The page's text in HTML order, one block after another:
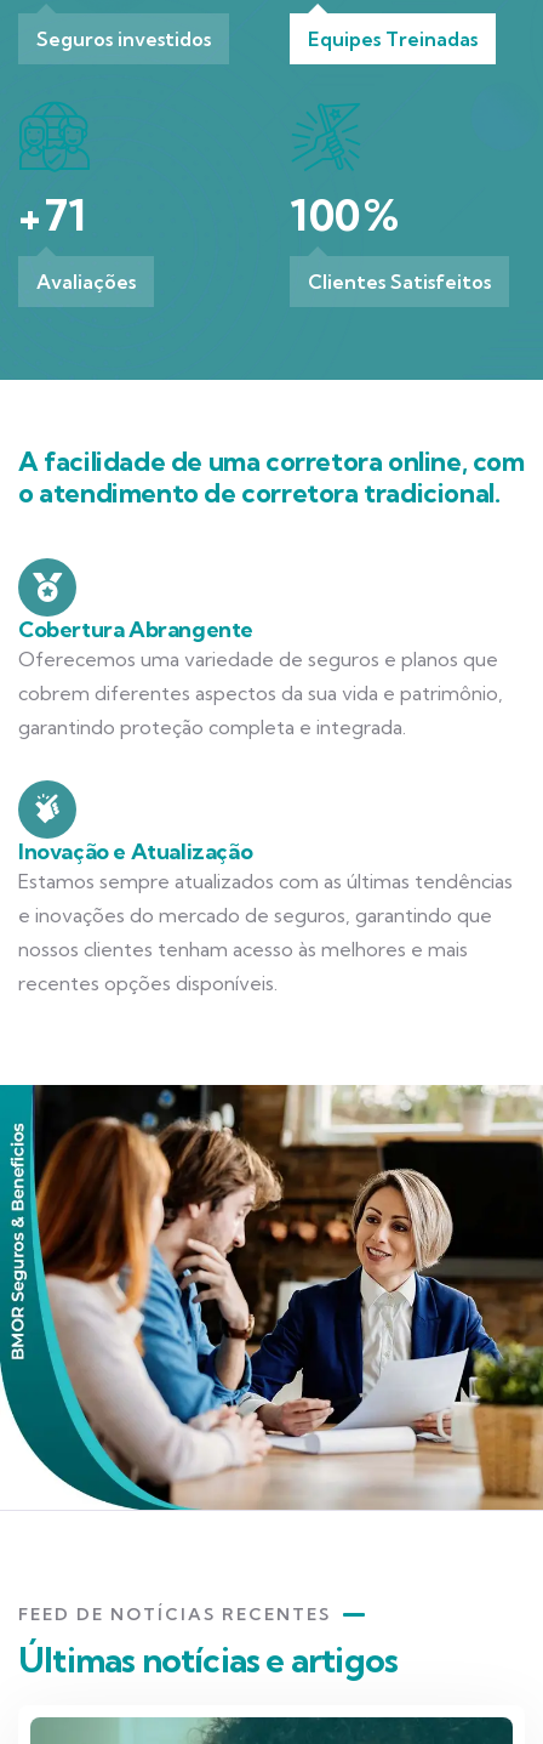
Seguros investidos Equipes Treinadas
+71
Avaliações
100%
Clientes Satisfeitos
A facilidade de uma corretora online, com
o atendimento de corretora tradicional.
Cobertura Abrangente
Oferecemos uma variedade de seguros e planos que
cobrem diferentes aspectos da sua vida e patrimônio,
garantindo proteção completa e integrada.
Inovação e Atualização
Estamos sempre atualizados com as últimas tendências
e inovações do mercado de seguros, garantindo que
nossos clientes tenham acesso às melhores e mais
recentes opções disponíveis.
FEED DE NOTÍCIAS RECENTES
Últimas notícias e artigos